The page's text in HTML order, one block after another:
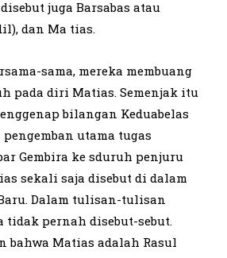
juga Barsabas atau
dan Ma tias.
sama, mereka membuang
pada diri Matias. Semenjak itu
bilangan Keduabelas
utama tugas
Gembira ke sduruh penjuru
sekali saja di­sebut di dalam
Dalam tulisan-tulisan
tidak pernah disebut-sebut.
bahwa Matias adalah Rasul